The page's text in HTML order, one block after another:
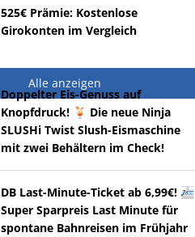
525€ Prämie: Kostenlose
Girokonten im Vergleich
Alle anzeigen
Doppelter Eis-Genuss auf
Knopfdruck! 🍹 Die neue Ninja
SLUSHi Twist Slush-Eismaschine
mit zwei Behältern im Check!
DB Last-Minute-Ticket ab 6,99€! 🚈
Super Sparpreis Last Minute für
spontane Bahnreisen im Frühjahr